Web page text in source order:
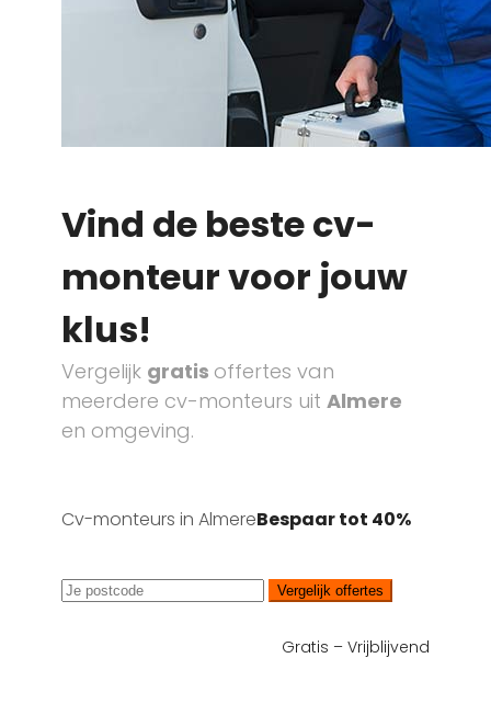
Vind de beste cv-
monteur voor jouw
klus!
Vergelijk gratis offertes van
meerdere cv-monteurs uit Almere
en omgeving.
Cv-monteurs in AlmereBespaar tot 40%
Vergelijk offertes
Gratis – Vrijblijvend